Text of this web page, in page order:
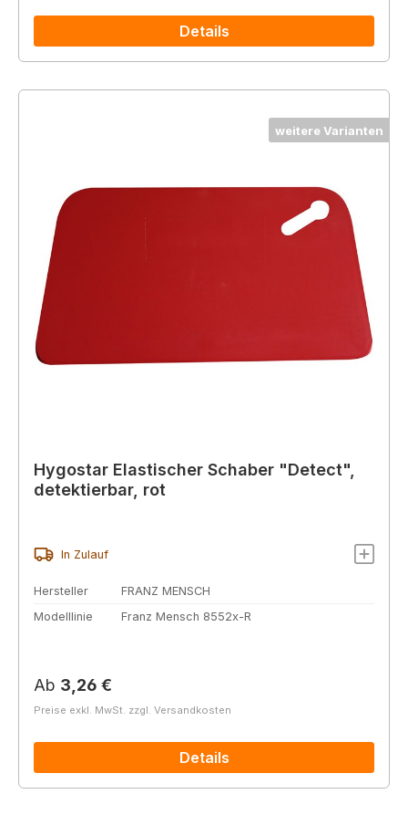
Details
weitere Varianten
Hygostar Elastischer Schaber "Detect",
detektierbar, rot
In Zulauf
Hersteller
FRANZ MENSCH
Modelllinie
Franz Mensch 8552x-R
Regulärer Preis:
Ab 3,26 €
Preise exkl. MwSt. zzgl. Versandkosten
Details